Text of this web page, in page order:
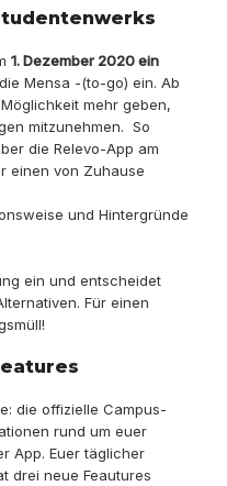
1. Dezember 2020 ein
Mensa -(to-go) ein. Ab
mehr geben,
mitzunehmen. So
die Relevo-App am
einen von Zuhause
und Hintergründe
ein und entscheidet
Für einen
die offizielle Campus-
rund um euer
App. Euer täglicher
drei neue Feautures